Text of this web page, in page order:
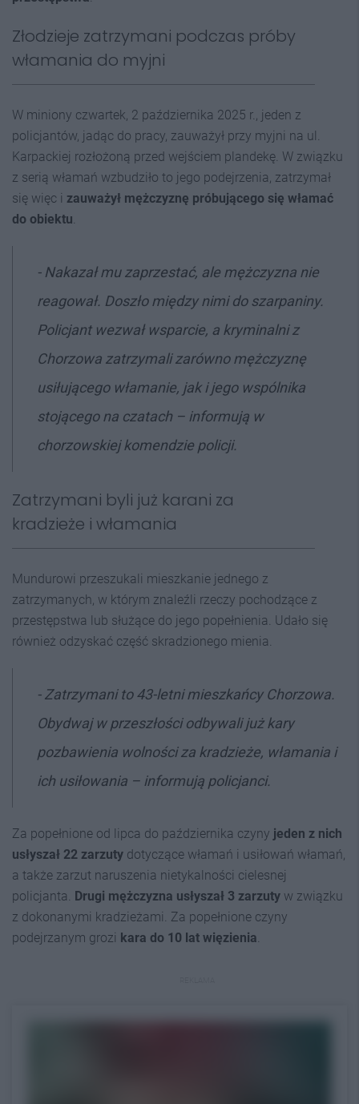
Złodzieje zatrzymani podczas próby
włamania do myjni
W miniony czwartek, 2 października 2025 r., jeden z
policjantów, jadąc do pracy, zauważył przy myjni na ul.
Karpackiej rozłożoną przed wejściem plandekę. W związku
z serią włamań wzbudziło to jego podejrzenia, zatrzymał
się więc i zauważył mężczyznę próbującego się włamać
do obiektu.
- Nakazał mu zaprzestać, ale mężczyzna nie
reagował. Doszło między nimi do szarpaniny.
Policjant wezwał wsparcie, a kryminalni z
Chorzowa zatrzymali zarówno mężczyznę
usiłującego włamanie, jak i jego wspólnika
stojącego na czatach – informują w
chorzowskiej komendzie policji.
Zatrzymani byli już karani za
kradzieże i włamania
Mundurowi przeszukali mieszkanie jednego z
zatrzymanych, w którym znaleźli rzeczy pochodzące z
przestępstwa lub służące do jego popełnienia. Udało się
również odzyskać część skradzionego mienia.
- Zatrzymani to 43-letni mieszkańcy Chorzowa.
Obydwaj w przeszłości odbywali już kary
pozbawienia wolności za kradzieże, włamania i
ich usiłowania – informują policjanci.
Za popełnione od lipca do października czyny jeden z nich
usłyszał 22 zarzuty dotyczące włamań i usiłowań włamań,
a także zarzut naruszenia nietykalności cielesnej
policjanta. Drugi mężczyzna usłyszał 3 zarzuty w związku
z dokonanymi kradzieżami. Za popełnione czyny
podejrzanym grozi kara do 10 lat więzienia.